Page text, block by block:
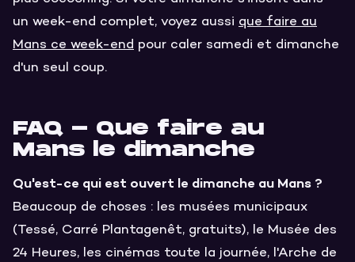
un week-end complet, voyez aussi que faire au
Mans ce week-end pour caler samedi et dimanche
d'un seul coup.
FAQ - Que faire au
Mans le dimanche
Qu'est-ce qui est ouvert le dimanche au Mans ?
Beaucoup de choses : les musées municipaux
(Tessé, Carré Plantagenêt, gratuits), le Musée des
24 Heures, les cinémas toute la journée, l'Arche de